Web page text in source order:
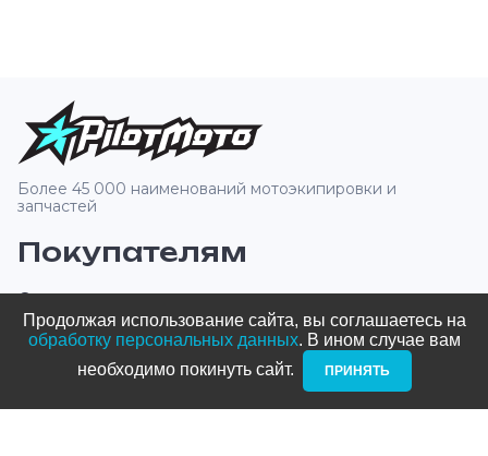
Более 45 000 наименований мотоэкипировки и
запчастей
Покупателям
О компании
Оплата и доставка
Новости и акции
Блог
Продолжая использование сайта, вы соглашаетесь на
обработку персональных данных. В ином случае вам
необходимо покинуть сайт. ­
ПРИНЯТЬ